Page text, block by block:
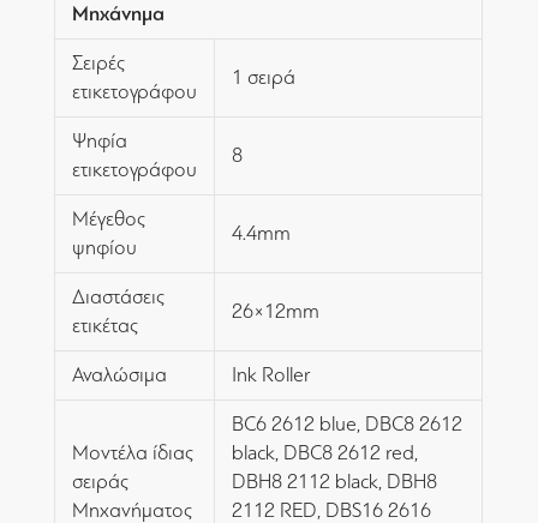
Μηχάνημα
Σειρές
ετικετογράφου
1 σειρά
Ψηφία
ετικετογράφου
8
Μέγεθος
ψηφίου
4.4mm
Διαστάσεις
ετικέτας
26×12mm
Αναλώσιμα Ink Roller
Μοντέλα ίδιας
σειράς
Μηχανήματος
BC6 2612 blue, DBC8 2612
black, DBC8 2612 red,
DBH8 2112 black, DBH8
2112 RED, DBS16 2616